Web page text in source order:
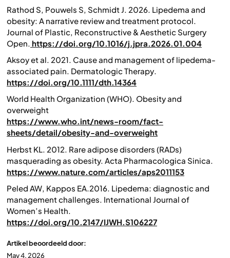
Rathod S, Pouwels S, Schmidt J. 2026. Lipedema and
obesity: A narrative review and treatment protocol.
Journal of Plastic, Reconstructive & Aesthetic Surgery
Open. https://doi.org/10.1016/j.jpra.2026.01.004
Aksoy et al. 2021. Cause and management of lipedema‐
associated pain. Dermatologic Therapy.
https://doi.org/10.1111/dth.14364
World Health Organization (WHO). Obesity and
overweight
https://www.who.int/news-room/fact-
sheets/detail/obesity-and-overweight
Herbst KL. 2012. Rare adipose disorders (RADs)
masquerading as obesity. Acta Pharmacologica Sinica.
https://www.nature.com/articles/aps2011153
Peled AW, Kappos EA.2016. Lipedema: diagnostic and
management challenges. International Journal of
Women’s Health.
https://doi.org/10.2147/IJWH.S106227
Artikel beoordeeld door:
May 4, 2026